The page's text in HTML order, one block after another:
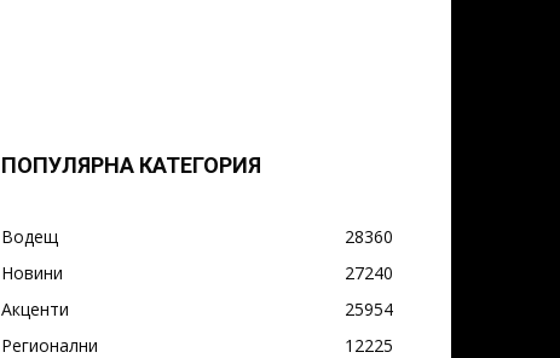
ПОПУЛЯРНА КАТЕГОРИЯ
Водещ
28360
Новини
27240
Акценти
25954
Регионални
12225